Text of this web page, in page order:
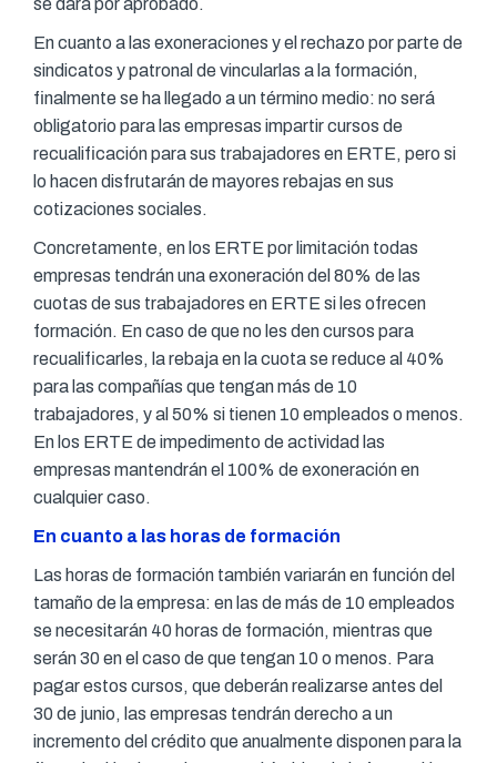
se dará por aprobado.
En cuanto a las exoneraciones y el rechazo por parte de
sindicatos y patronal de vincularlas a la formación,
finalmente se ha llegado a un término medio: no será
obligatorio para las empresas impartir cursos de
recualificación para sus trabajadores en ERTE, pero si
lo hacen disfrutarán de mayores rebajas en sus
cotizaciones sociales.
Concretamente, en los ERTE por limitación todas
empresas tendrán una exoneración del 80% de las
cuotas de sus trabajadores en ERTE si les ofrecen
formación. En caso de que no les den cursos para
recualificarles, la rebaja en la cuota se reduce al 40%
para las compañías que tengan más de 10
trabajadores, y al 50% si tienen 10 empleados o menos.
En los ERTE de impedimento de actividad las
empresas mantendrán el 100% de exoneración en
cualquier caso.
En cuanto a las horas de formación
Las horas de formación también variarán en función del
tamaño de la empresa: en las de más de 10 empleados
se necesitarán 40 horas de formación, mientras que
serán 30 en el caso de que tengan 10 o menos. Para
pagar estos cursos, que deberán realizarse antes del
30 de junio, las empresas tendrán derecho a un
incremento del crédito que anualmente disponen para la